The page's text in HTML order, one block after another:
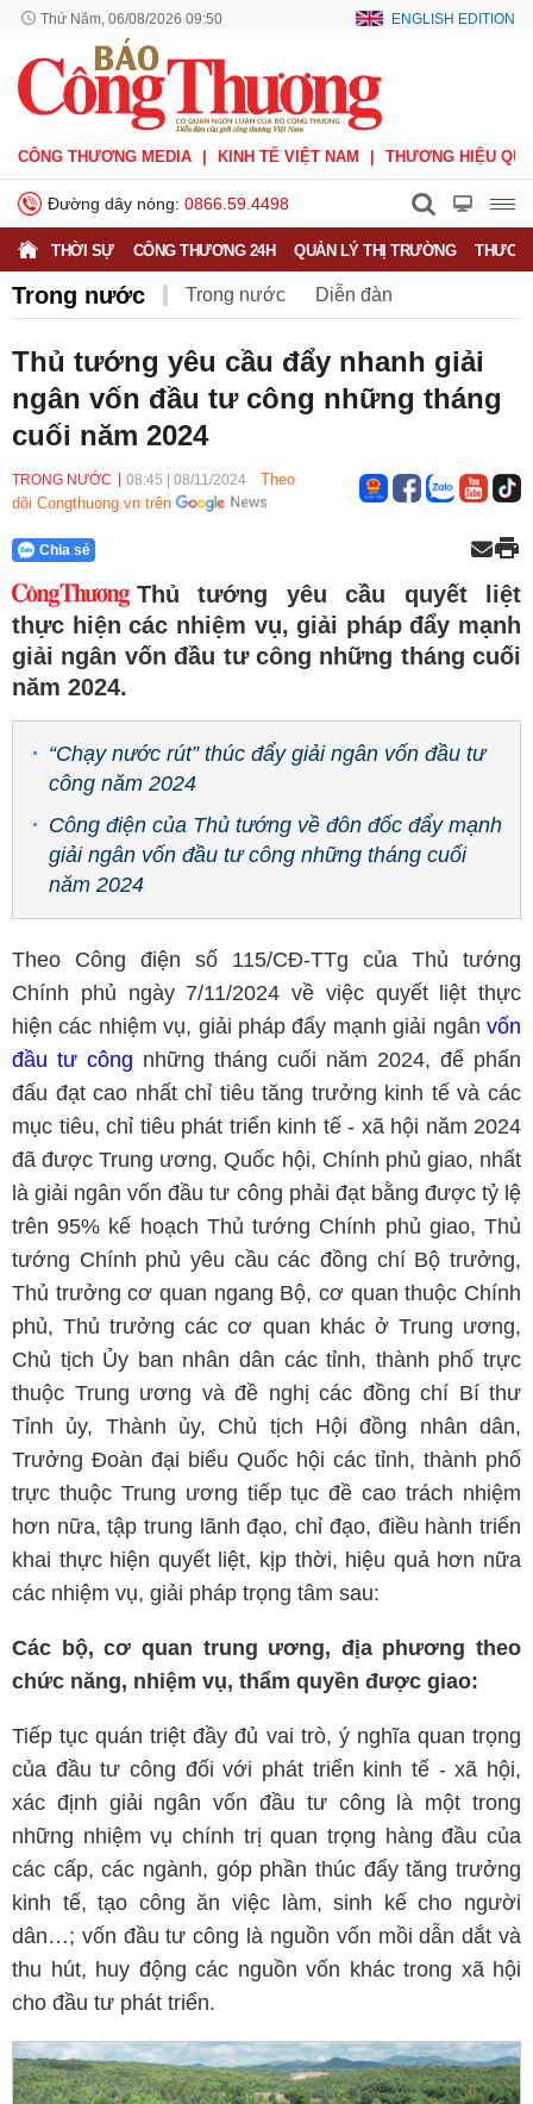
Thứ Năm, 06/08/2026 09:51 ENGLISH EDITION
CÔNG THƯƠNG MEDIA KINH TẾ VIỆT NAM THƯƠNG HIỆU
Đường dây nóng: 0866.59.4498
THỜI SỰ CÔNG THƯƠNG 24H QUẢN LÝ THỊ TRƯỜNG
Trong nước Trong nước Diễn đàn
Hoạt động của Lãnh đạo Đảng, Nhà nước
Bầu cử Quốc hội Khoá XVI
Thủ tướng yêu cầu đẩy nhanh giải
ngân vốn đầu tư công những tháng
cuối năm 2024
TRONG NƯỚC 08:45 08/11/2024
Theo
dõi Congthuong.vn trên
Chia sẻ
Thủ tướng yêu cầu quyết liệt
thực hiện các nhiệm vụ, giải pháp đẩy mạnh
giải ngân vốn đầu tư công những tháng cuối
năm 2024.
“Chạy nước rút” thúc đẩy giải ngân vốn đầu tư
công năm 2024
Công điện của Thủ tướng về đôn đốc đẩy mạnh
giải ngân vốn đầu tư công những tháng cuối
năm 2024
Theo Công điện số 115/CĐ-TTg của Thủ tướng
Chính phủ ngày 7/11/2024 về việc quyết liệt thực
hiện các nhiệm vụ, giải pháp đẩy mạnh giải ngân vốn
đầu tư công những tháng cuối năm 2024, để phấn
đấu đạt cao nhất chỉ tiêu tăng trưởng kinh tế và các
mục tiêu, chỉ tiêu phát triển kinh tế - xã hội năm 2024
đã được Trung ương, Quốc hội, Chính phủ giao, nhất
là giải ngân vốn đầu tư công phải đạt bằng được tỷ lệ
trên 95% kế hoạch Thủ tướng Chính phủ giao, Thủ
tướng Chính phủ yêu cầu các đồng chí Bộ trưởng,
Thủ trưởng cơ quan ngang Bộ, cơ quan thuộc Chính
phủ, Thủ trưởng các cơ quan khác ở Trung ương,
Chủ tịch Ủy ban nhân dân các tỉnh, thành phố trực
thuộc Trung ương và đề nghị các đồng chí Bí thư
Tỉnh ủy, Thành ủy, Chủ tịch Hội đồng nhân dân,
Trưởng Đoàn đại biểu Quốc hội các tỉnh, thành phố
trực thuộc Trung ương tiếp tục đề cao trách nhiệm
hơn nữa, tập trung lãnh đạo, chỉ đạo, điều hành triển
khai thực hiện quyết liệt, kịp thời, hiệu quả hơn nữa
các nhiệm vụ, giải pháp trọng tâm sau:
Các bộ, cơ quan trung ương, địa phương theo
chức năng, nhiệm vụ, thẩm quyền được giao:
Tiếp tục quán triệt đầy đủ vai trò, ý nghĩa quan trọng
của đầu tư công đối với phát triển kinh tế - xã hội,
xác định giải ngân vốn đầu tư công là một trong
những nhiệm vụ chính trị quan trọng hàng đầu của
các cấp, các ngành, góp phần thúc đẩy tăng trưởng
kinh tế, tạo công ăn việc làm, sinh kế cho người
dân…; vốn đầu tư công là nguồn vốn mồi dẫn dắt và
thu hút, huy động các nguồn vốn khác trong xã hội
cho đầu tư phát triển.